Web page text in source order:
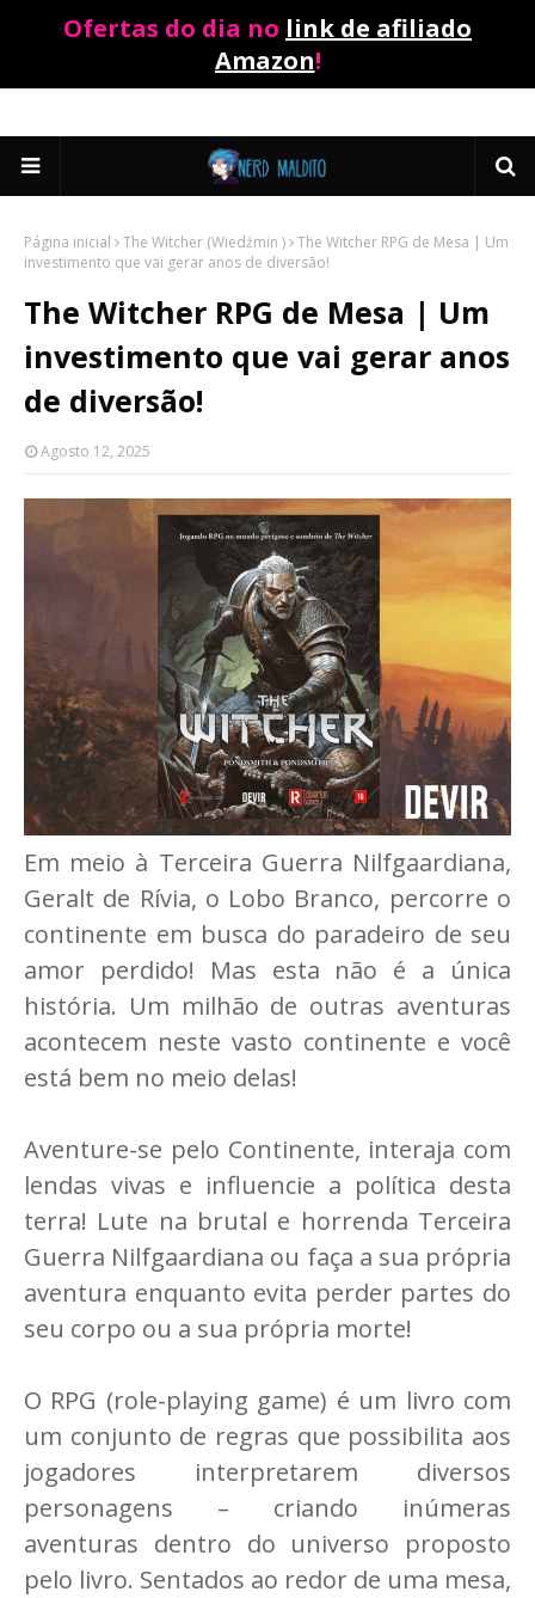
Ofertas do dia no link de afiliado
Amazon!
Página inicial The Witcher (Wiedźmin ) The Witcher RPG de Mesa | Um
investimento que vai gerar anos de diversão!
The Witcher RPG de Mesa | Um
investimento que vai gerar anos
de diversão!
Agosto 12, 2025
Em meio à Terceira Guerra Nilfgaardiana,
Geralt de Rívia, o Lobo Branco, percorre o
continente em busca do paradeiro de seu
amor perdido! Mas esta não é a única
história. Um milhão de outras aventuras
acontecem neste vasto continente e você
está bem no meio delas!
Aventure-se pelo Continente, interaja com
lendas vivas e influencie a política desta
terra! Lute na brutal e horrenda Terceira
Guerra Nilfgaardiana ou faça a sua própria
aventura enquanto evita perder partes do
seu corpo ou a sua própria morte!
O RPG (role-playing game) é um livro com
um conjunto de regras que possibilita aos
jogadores interpretarem diversos
personagens – criando inúmeras
aventuras dentro do universo proposto
pelo livro. Sentados ao redor de uma mesa,